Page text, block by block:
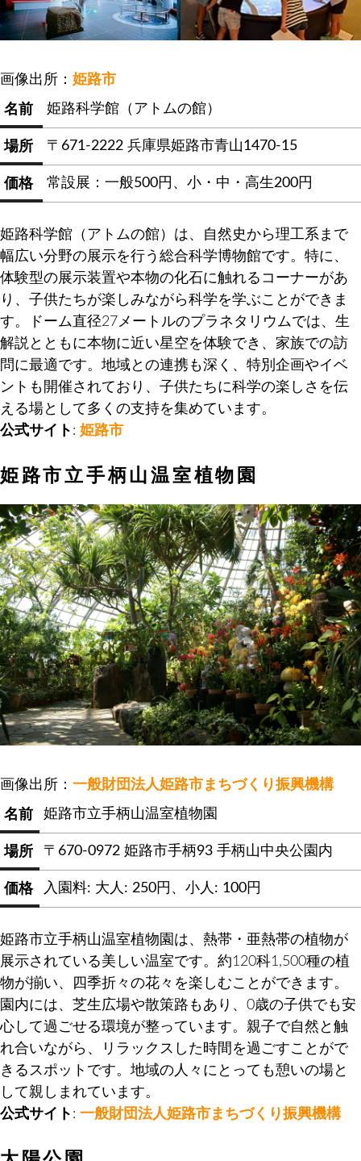
画像出所： 姫路市
名前 姫路科学館（アトムの館）
場所 〒671-2222 兵庫県姫路市青山1470-15
価格 常設展：一般500円、小・中・高生200円
姫路科学館（アトムの館）は、自然史から理工系まで
幅広い分野の展示を行う総合科学博物館です。特に、
体験型の展示装置や本物の化石に触れるコーナーがあ
り、子供たちが楽しみながら科学を学ぶことができま
す。ドーム直径27メートルのプラネタリウムでは、生
解説とともに本物に近い星空を体験でき、家族での訪
問に最適です。地域との連携も深く、特別企画やイベ
ントも開催されており、子供たちに科学の楽しさを伝
える場として多くの支持を集めています。
公式サイト : 姫路市
姫路市立手柄山温室植物園
画像出所： 一般財団法人姫路市まちづくり振興機構
名前 姫路市立手柄山温室植物園
場所 〒670-0972 姫路市手柄93 手柄山中央公園内
価格 入園料: 大人: 250円、小人: 100円
姫路市立手柄山温室植物園は、熱帯・亜熱帯の植物が
展示されている美しい温室です。約120科1,500種の植
物が揃い、四季折々の花々を楽しむことができます。
園内には、芝生広場や散策路もあり、0歳の子供でも安
心して過ごせる環境が整っています。親子で自然と触
れ合いながら、リラックスした時間を過ごすことがで
きるスポットです。地域の人々にとっても憩いの場と
して親しまれています。
公式サイト : 一般財団法人姫路市まちづくり振興機構